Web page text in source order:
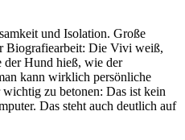
und Isolation. Große
Biografiearbeit: Die Vivi weiß,
Hund hieß, wie der
kann wirklich persönliche
zu betonen: Das ist kein
Das steht auch deutlich auf